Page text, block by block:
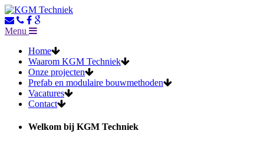
Menu
Home
Waarom KGM Techniek
Onze projecten
Prefab en modulaire bouwmethoden
Vacatures
Contact
Welkom bij KGM Techniek